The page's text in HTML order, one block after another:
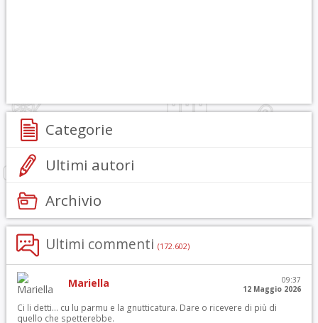
Categorie
Ultimi autori
Archivio
Ultimi commenti (172.602)
Mariella
09:37
12 Maggio 2026
Ci li detti… cu lu parmu e la gnutticatura. Dare o ricevere di più di
quello che spetterebbe.